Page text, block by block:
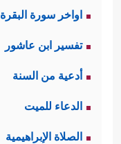
اواخر سورة البقرة
تفسير ابن عاشور
أدعية من السنة
الدعاء للميت
الصلاة الإبراهيمية